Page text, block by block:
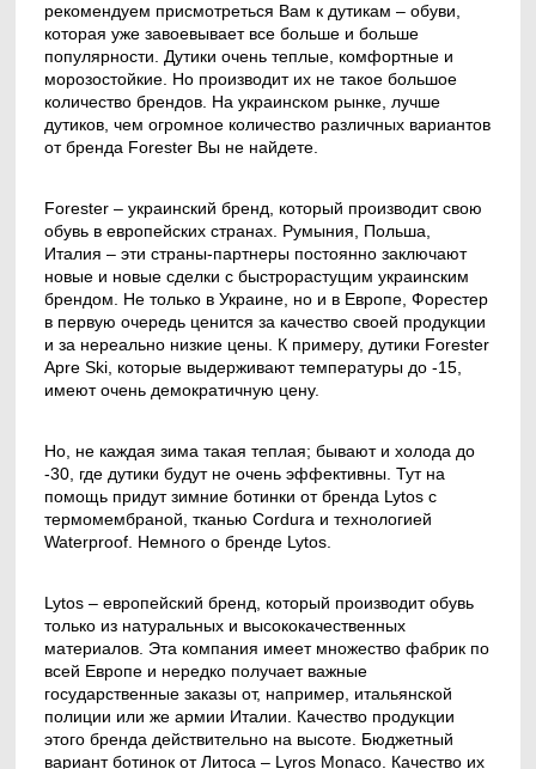
рекомендуем присмотреться Вам к дутикам – обуви,
которая уже завоевывает все больше и больше
популярности. Дутики очень теплые, комфортные и
морозостойкие. Но производит их не такое большое
количество брендов. На украинском рынке, лучше
дутиков, чем огромное количество различных вариантов
от бренда Forester Вы не найдете.
Forester – украинский бренд, который производит свою
обувь в европейских странах. Румыния, Польша,
Италия – эти страны-партнеры постоянно заключают
новые и новые сделки с быстрорастущим украинским
брендом. Не только в Украине, но и в Европе, Форестер
в первую очередь ценится за качество своей продукции
и за нереально низкие цены. К примеру, дутики Forester
Apre Ski, которые выдерживают температуры до -15,
имеют очень демократичную цену.
Но, не каждая зима такая теплая; бывают и холода до
-30, где дутики будут не очень эффективны. Тут на
помощь придут зимние ботинки от бренда Lytos с
термомембраной, тканью Cordura и технологией
Waterproof. Немного о бренде Lytos.
Lytos – европейский бренд, который производит обувь
только из натуральных и высококачественных
материалов. Эта компания имеет множество фабрик по
всей Европе и нередко получает важные
государственные заказы от, например, итальянской
полиции или же армии Италии. Качество продукции
этого бренда действительно на высоте. Бюджетный
вариант ботинок от Литоса – Lyros Monaco. Качество их